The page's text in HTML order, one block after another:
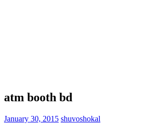
atm booth bd
January 30, 2015 shuvoshokal